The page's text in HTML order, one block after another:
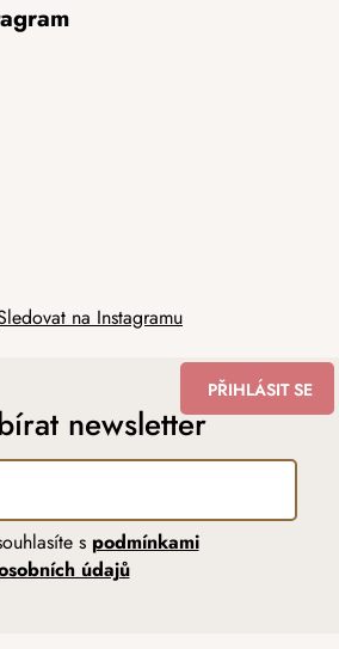
na Instagramu
newsletter
s podmínkami
údajů
PŘIHLÁSIT SE